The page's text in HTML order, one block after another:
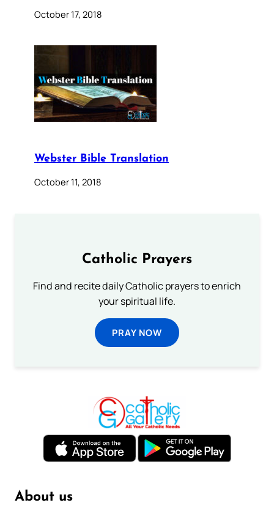
October 17, 2018
Webster Bible Translation
October 11, 2018
Catholic Prayers
Find and recite daily Catholic prayers to enrich
your spiritual life.
PRAY NOW
About us